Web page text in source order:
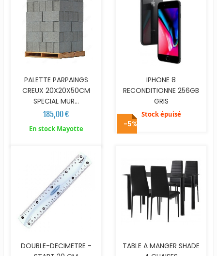
PALETTE PARPAINGS
CREUX 20X20X50CM
SPECIAL MUR...
185,00 €
En stock Mayotte
IPHONE 8
RECONDITIONNE 256GB
GRIS
Stock épuisé
DOUBLE-DECIMETRE -
-5%
TABLE A MANGER SHADE